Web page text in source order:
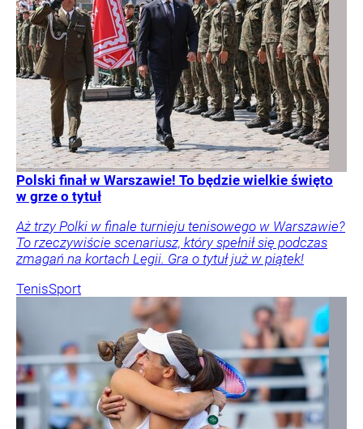
Polski finał w Warszawie! To będzie wielkie święto
w grze o tytuł
Aż trzy Polki w finale turnieju tenisowego w Warszawie?
To rzeczywiście scenariusz, który spełnił się podczas
zmagań na kortach Legii. Gra o tytuł już w piątek!
TenisSport